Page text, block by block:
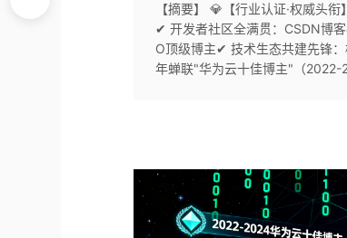
【摘要】 💎【行业认证·权威头
✔ 开发者社区全满贯：CSDN博
O顶级博主✔ 技术生态共建先锋
年蝉联"华为云十佳博主"（